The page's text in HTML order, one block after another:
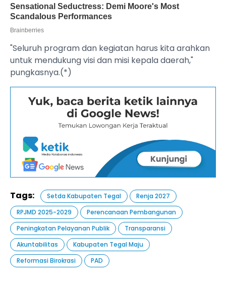
"Seluruh program dan kegiatan harus kita arahkan
untuk mendukung visi dan misi kepala daerah,"
pungkasnya.(*)
Tags: Setda Kabupaten Tegal
Renja 2027
RPJMD 2025-2029
Perencanaan Pembangunan
Peningkatan Pelayanan Publik
Transparansi
Akuntabilitas
Kabupaten Tegal Maju
Reformasi Birokrasi
PAD